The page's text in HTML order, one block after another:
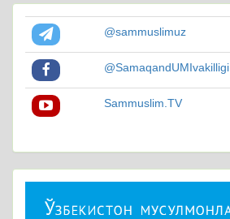
@sammuslimuz
@SamaqandUMIvakilligi
Sammuslim.TV